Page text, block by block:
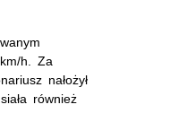
h. Za
nałożył
również